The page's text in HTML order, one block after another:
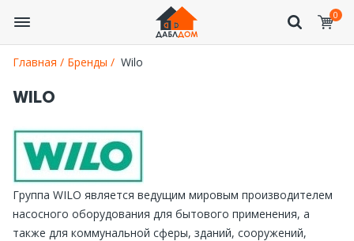
0
Главная / Бренды / Wilo
WILO
Группа WILO является ведущим мировым производителем
насосного оборудования для бытового применения, а
также для коммунальной сферы, зданий, сооружений,